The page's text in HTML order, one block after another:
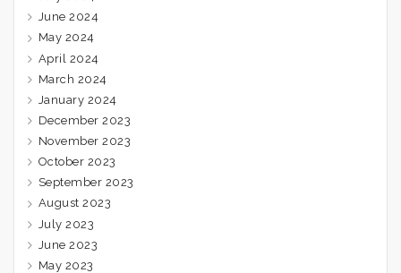
June 2024
May 2024
April 2024
March 2024
January 2024
December 2023
November 2023
October 2023
September 2023
August 2023
July 2023
June 2023
May 2023